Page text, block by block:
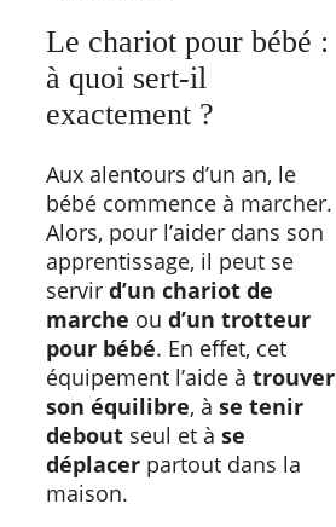
Le chariot pour bébé :
à quoi sert-il
exactement ?
Aux alentours d’un an, le
bébé commence à marcher.
Alors, pour l’aider dans son
apprentissage, il peut se
servir d’un chariot de
marche ou d’un trotteur
pour bébé. En effet, cet
équipement l’aide à trouver
son équilibre, à se tenir
debout seul et à se
déplacer partout dans la
maison.